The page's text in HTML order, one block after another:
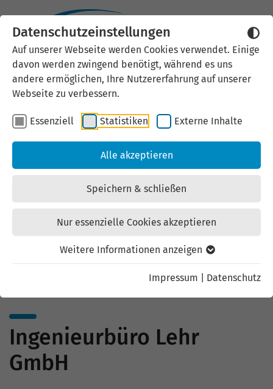
Datenschutzeinstellungen
Auf unserer Webseite werden Cookies verwendet. Einige
davon werden zwingend benötigt, während es uns
andere ermöglichen, Ihre Nutzererfahrung auf unserer
Webseite zu verbessern.
Essenziell Statistiken Externe Inhalte
Alle akzeptieren
Speichern & schließen
Nur essenzielle Cookies akzeptieren
Weitere Informationen anzeigen
Impressum Datenschutz
Externen Inhalt laden
Wir verwenden auf unserer
Website externe Inhalte, um Ihnen
zusätzliche Informationen
anzubieten. Einige externe Inhalte
(z.B. Google Maps, Youtube)
können persönliche Daten (z.B. IP-
Mit der Bestätigung erklären Sie
Ingenieurbüro Lehr
GmbH